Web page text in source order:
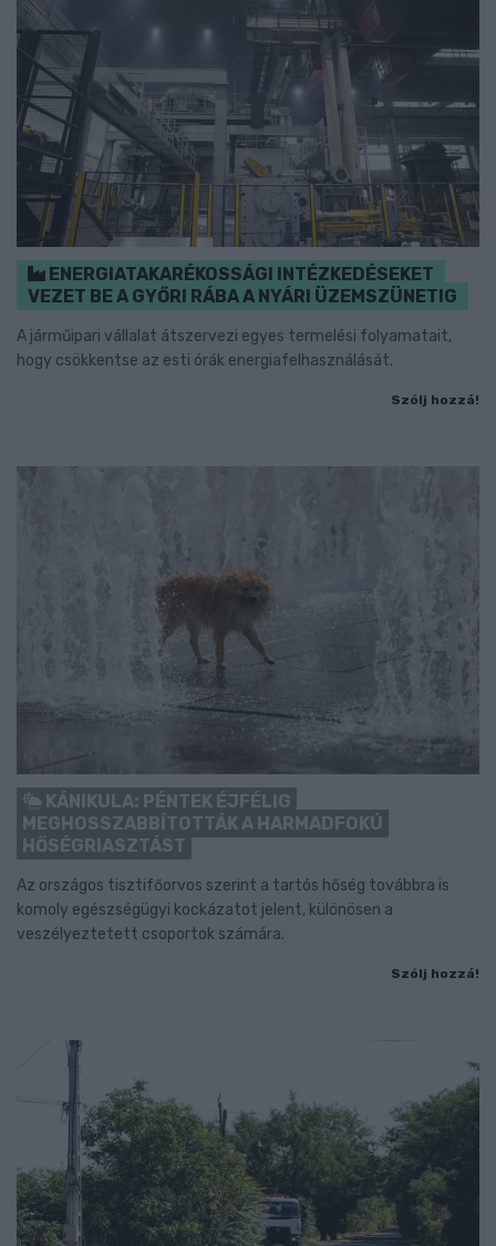
ENERGIATAKARÉKOSSÁGI INTÉZKEDÉSEKET
VEZET BE A GYŐRI RÁBA A NYÁRI ÜZEMSZÜNETIG
A járműipari vállalat átszervezi egyes termelési folyamatait,
hogy csökkentse az esti órák energiafelhasználását.
Szólj hozzá!
KÁNIKULA: PÉNTEK ÉJFÉLIG
MEGHOSSZABBÍTOTTÁK A HARMADFOKÚ
HŐSÉGRIASZTÁST
Az országos tisztifőorvos szerint a tartós hőség továbbra is
komoly egészségügyi kockázatot jelent, különösen a
veszélyeztetett csoportok számára.
Szólj hozzá!